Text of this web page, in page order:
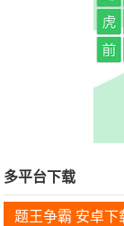
多平台下载
题王争霸 安卓下